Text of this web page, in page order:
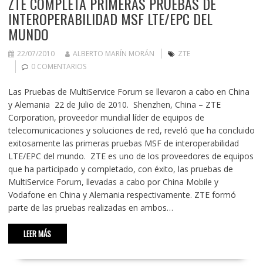
INTEROPERABILIDAD MSF LTE/EPC DEL
MUNDO
22/07/2010 ALBERTO MARÍN MORÁN
ZTE
0 COMENTARIOS
Las Pruebas de MultiService Forum se llevaron a cabo en China
y Alemania 22 de Julio de 2010. Shenzhen, China – ZTE
Corporation, proveedor mundial líder de equipos de
telecomunicaciones y soluciones de red, reveló que ha concluido
exitosamente las primeras pruebas MSF de interoperabilidad
LTE/EPC del mundo. ZTE es uno de los proveedores de equipos
que ha participado y completado, con éxito, las pruebas de
MultiService Forum, llevadas a cabo por China Mobile y
Vodafone en China y Alemania respectivamente. ZTE formó
parte de las pruebas realizadas en ambos…
LEER MÁS